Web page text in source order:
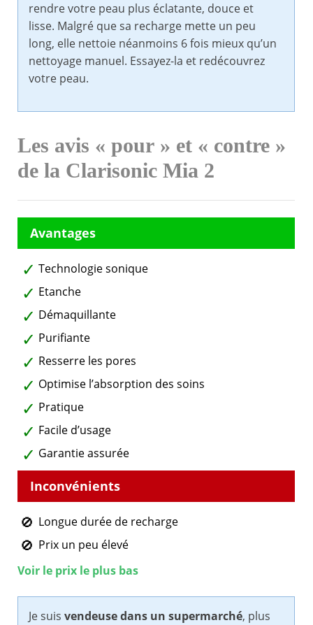
rendre votre peau plus éclatante, douce et
lisse. Malgré que sa recharge mette un peu
long, elle nettoie néanmoins 6 fois mieux qu’un
nettoyage manuel. Essayez-la et redécouvrez
votre peau.
Les avis « pour » et « contre »
de la Clarisonic Mia 2
Technologie sonique
Etanche
Démaquillante
Purifiante
Resserre les pores
Optimise l’absorption des soins
Pratique
Facile d’usage
Garantie assurée
Longue durée de recharge
Prix un peu élevé
Voir le prix le plus bas
Je suis vendeuse dans un supermarché, plus